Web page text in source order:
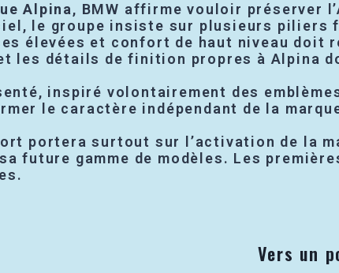
Alpina, BMW affirme vouloir préserver
le groupe insiste sur plusieurs piliers
élevées et confort de haut niveau
les détails de finition propres à Alpina
inspiré volontairement des
le caractère indépendant de la
portera surtout sur l’activation de la
future gamme de modèles. Les
Vers un